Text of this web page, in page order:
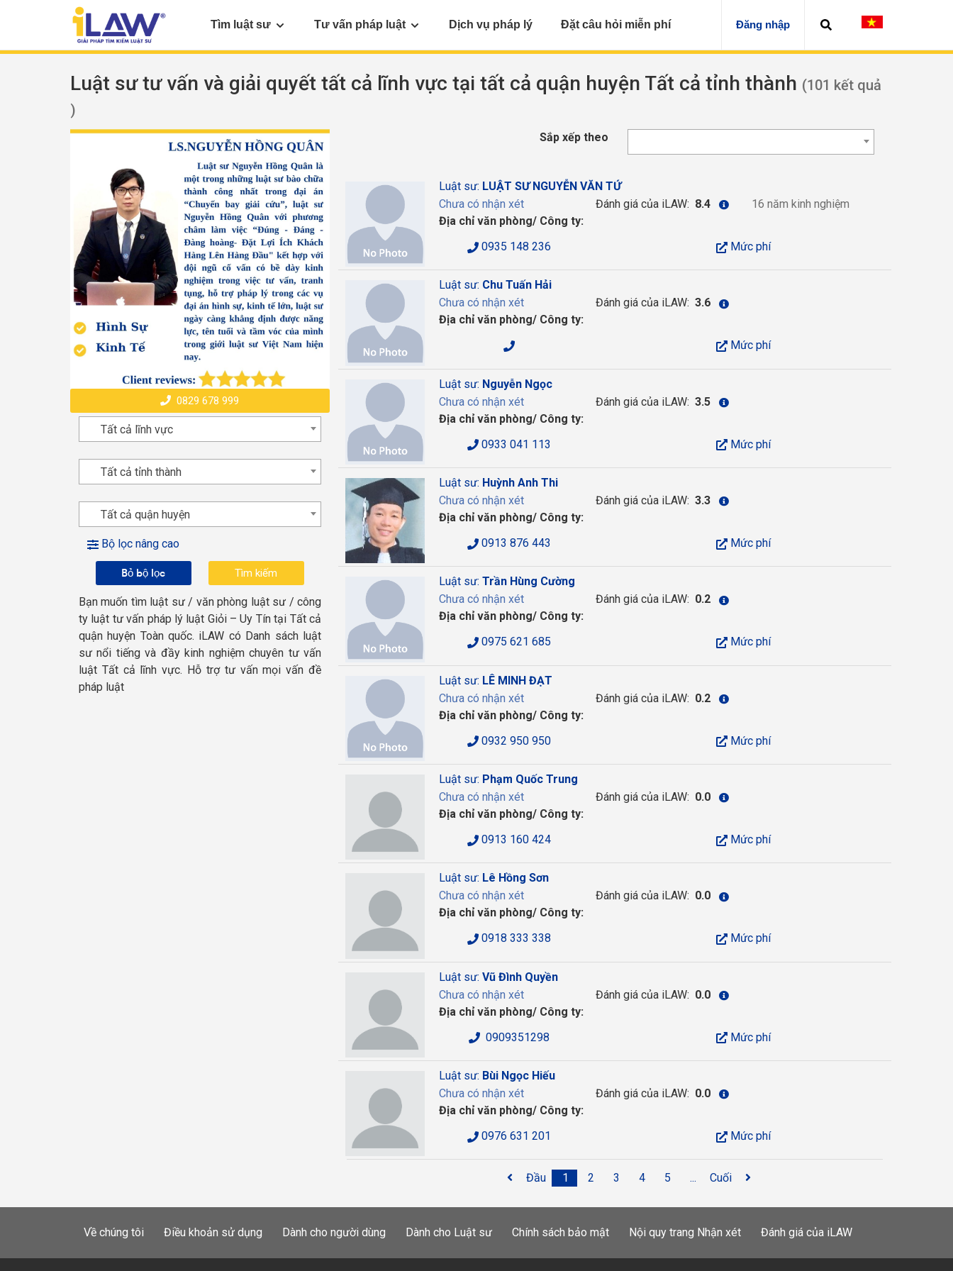
Tìm luật sư Tư vấn pháp luật Dịch vụ pháp lý Đặt câu hỏi miễn phí Đăng nhập
Luật sư tư vấn và giải quyết tất cả lĩnh vực tại tất cả quận huyện Tất cả tỉnh thành (101 kết quả
)
Sắp xếp theo
0829 678 999
Tất cả lĩnh vực
Tất cả tỉnh thành
Tất cả quận huyện
Bộ lọc nâng cao
Bỏ bộ lọc
Bạn muốn tìm luật sư / văn phòng luật sư / công
ty luật tư vấn pháp lý luật Giỏi – Uy Tín tại Tất cả
quận huyện Toàn quốc. iLAW có Danh sách luật
sư nổi tiếng và đầy kinh nghiệm chuyên tư vấn
luật Tất cả lĩnh vực. Hỗ trợ tư vấn mọi vấn đề
pháp luật
Luật sư: LUẬT SƯ NGUYỄN VĂN TỨ
Chưa có nhận xét
Đánh giá của iLAW: 8.4
16 năm kinh nghiệm
Địa chỉ văn phòng/ Công ty:
0935 148 236
Mức phí
Luật sư: Chu Tuấn Hải
Chưa có nhận xét
Đánh giá của iLAW: 3.6
Địa chỉ văn phòng/ Công ty:
Mức phí
Luật sư: Nguyễn Ngọc
Chưa có nhận xét
Đánh giá của iLAW: 3.5
Địa chỉ văn phòng/ Công ty:
0933 041 113
Mức phí
Luật sư: Huỳnh Anh Thi
Chưa có nhận xét
Đánh giá của iLAW: 3.3
Địa chỉ văn phòng/ Công ty:
0913 876 443
Mức phí
Luật sư: Trần Hùng Cường
Chưa có nhận xét
Đánh giá của iLAW: 0.2
Địa chỉ văn phòng/ Công ty:
0975 621 685
Mức phí
Luật sư: LÊ MINH ĐẠT
Chưa có nhận xét
Đánh giá của iLAW: 0.2
Địa chỉ văn phòng/ Công ty:
0932 950 950
Mức phí
Luật sư: Phạm Quốc Trung
Chưa có nhận xét
Đánh giá của iLAW: 0.0
Địa chỉ văn phòng/ Công ty:
0913 160 424
Mức phí
Luật sư: Lê Hồng Sơn
Chưa có nhận xét
Đánh giá của iLAW: 0.0
Địa chỉ văn phòng/ Công ty:
0918 333 338
Mức phí
Luật sư: Vũ Đình Quyền
Chưa có nhận xét
Đánh giá của iLAW: 0.0
Địa chỉ văn phòng/ Công ty:
0909351298
Mức phí
Luật sư: Bùi Ngọc Hiếu
Chưa có nhận xét
Đánh giá của iLAW: 0.0
Địa chỉ văn phòng/ Công ty:
0976 631 201
Mức phí
Đầu 1 2 3 4 5 ... Cuối
Về chúng tôi Điều khoản sử dụng Dành cho người dùng Dành cho Luật sư Chính sách bảo mật Nội quy trang Nhận xét Đánh giá của iLAW